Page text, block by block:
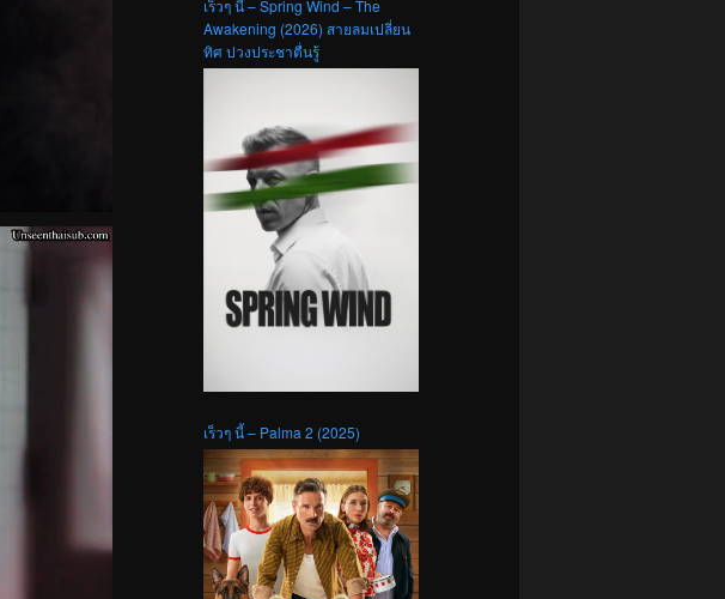
เร็วๆ นี้ – Spring Wind – The
Awakening (2026) สายลมเปลี่ยน
ทิศ ปวงประชาตื่นรู้
เร็วๆ นี้ – Palma 2 (2025)